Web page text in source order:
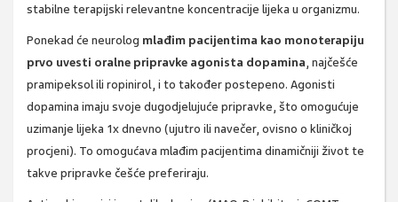
stabilne terapijski relevantne koncentracije lijeka u organizmu.
Ponekad će neurolog mlađim pacijentima kao monoterapiju
prvo uvesti oralne pripravke agonista dopamina, najčešće
pramipeksol ili ropinirol, i to također postepeno. Agonisti
dopamina imaju svoje dugodjelujuće pripravke, što omogućuje
uzimanje lijeka 1x dnevno (ujutro ili navečer, ovisno o kliničkoj
procjeni). To omogućava mlađim pacijentima dinamičniji život te
takve pripravke češće preferiraju.